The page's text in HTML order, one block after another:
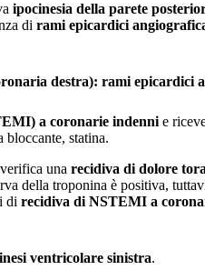
ipocinesia della parete
di rami epicardici
destra): rami epicardici
a coronarie indenni e
statina.
una recidiva di dolore
della troponina è positiva,
di recidiva di NSTEMI a
ventricolare sinistra.